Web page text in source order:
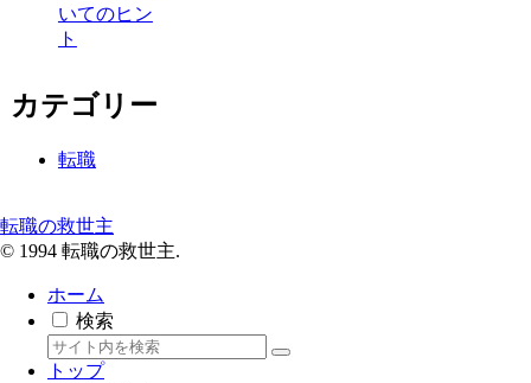
いてのヒン
ト
カテゴリー
転職
転職の救世主
© 1994 転職の救世主.
ホーム
検索
トップ